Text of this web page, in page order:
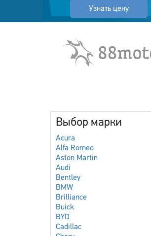
Узнать цену
Выбор марки
Acura
Alfa Romeo
Aston Martin
Audi
Bentley
BMW
Brilliance
Buick
BYD
Cadillac